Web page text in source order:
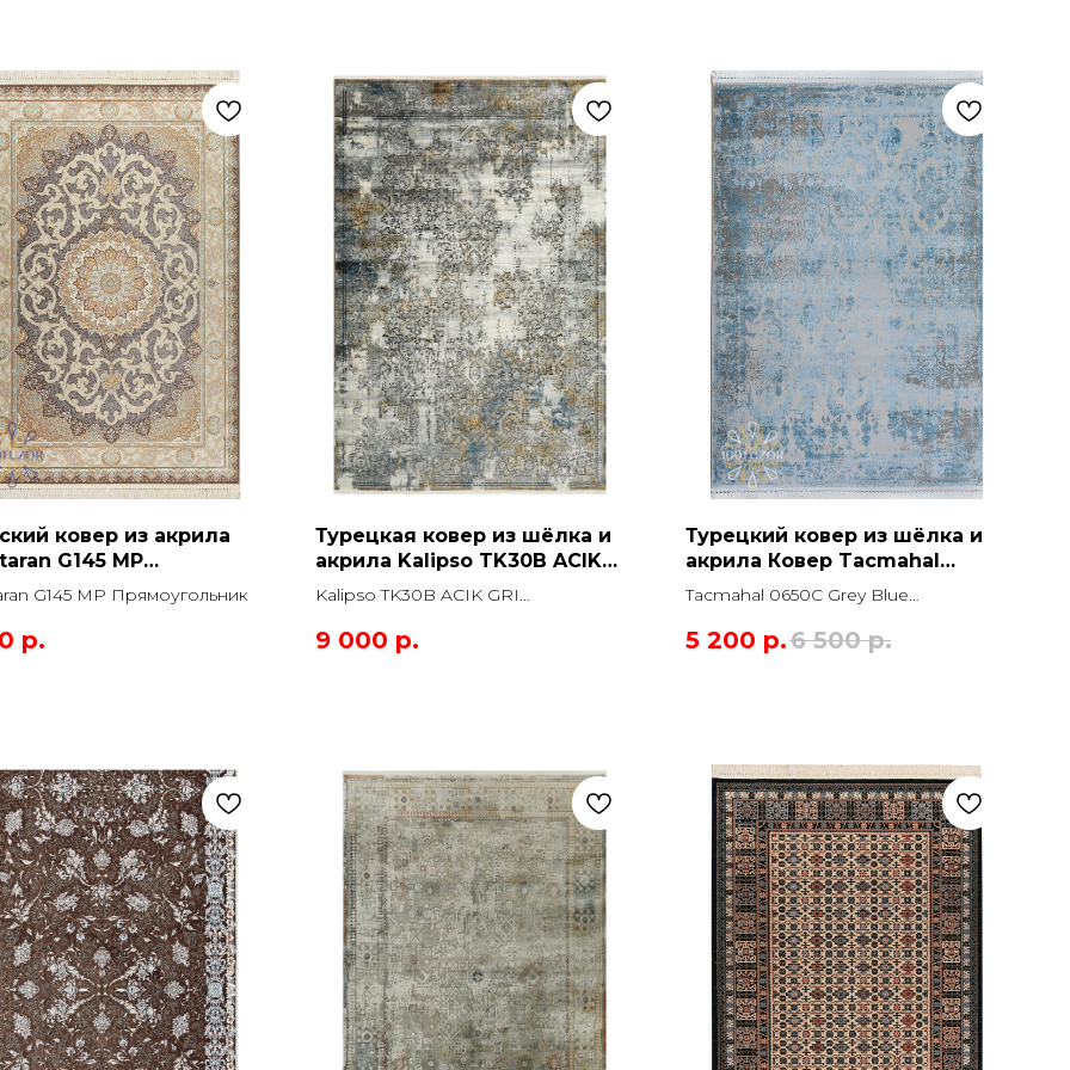
ковер из акрила
G145 MP
G145 MP Прямоугольник
р.
Турецкая ковер из шёлка и
акрила Kalipso TK30B ACIK
GRI Прямоугольник
Kalipso TK30B ACIK GRI
9 000 р.
Турецкий ковер из шёлка и
акрила Ковер Tacmahal
0650C Grey Blue
Tacmahal 0650C Grey Blue
5 200 р.6 500 р.